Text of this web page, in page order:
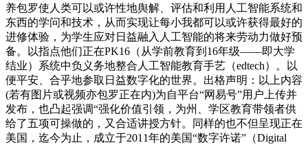
养包罗使人类可以或许性地舆解、评估和利用人工智能系统和
东西的学问和技术，从而实现让每小我都可以或许获得最好的
进修体验，为学生应对日益融入人工智能的将来劳动力做好预
备。以指点他们正在PK16（从学前教育到16年级——即大学
结业）系统中负义务地整合人工智能教育手艺（edtech）。以
便平安、合乎地参取日益数字化的世界。出格声明：以上内容
(若有图片或视频亦包罗正在内)为自平台“网易号”用户上传并
发布，也凸起强调“强化价值引领，为州、学区教育带领者供
给了五项可操做的，又合适讲授方针。同样的也不但呈现正在
美国，迄今为止，成立于2011年的美国“数字许诺”（Digital